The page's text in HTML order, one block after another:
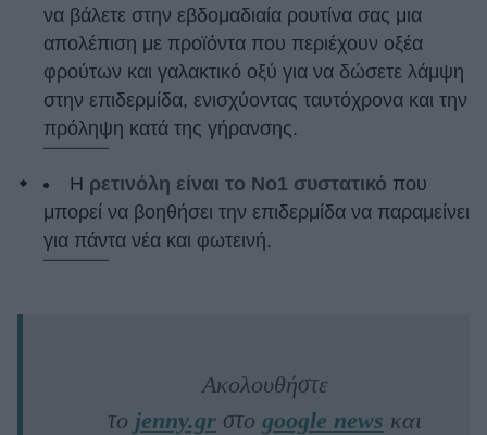
να βάλετε στην εβδομαδιαία ρουτίνα σας μια
απολέπιση με προϊόντα που περιέχουν οξέα
φρούτων και γαλακτικό οξύ για να δώσετε λάμψη
στην επιδερμίδα, ενισχύοντας ταυτόχρονα και την
πρόληψη κατά της γήρανσης.
Η ρετινόλη είναι το Νο1 συστατικό που
μπορεί να βοηθήσει την επιδερμίδα να παραμείνει
για πάντα νέα και φωτεινή.
Ακολουθήστε
το jenny.gr στο google news και